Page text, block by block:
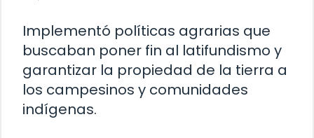
Implementó políticas agrarias que
buscaban poner fin al latifundismo y
garantizar la propiedad de la tierra a
los campesinos y comunidades
indígenas.